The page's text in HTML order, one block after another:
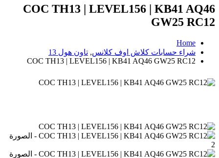
COC TH13 | LEVEL156 | KB41 AQ46
GW25 RC12
Home
شراء حسابات كلاش اوف كلانس, تاون هول 13
COC TH13 | LEVEL156 | KB41 AQ46 GW25 RC12